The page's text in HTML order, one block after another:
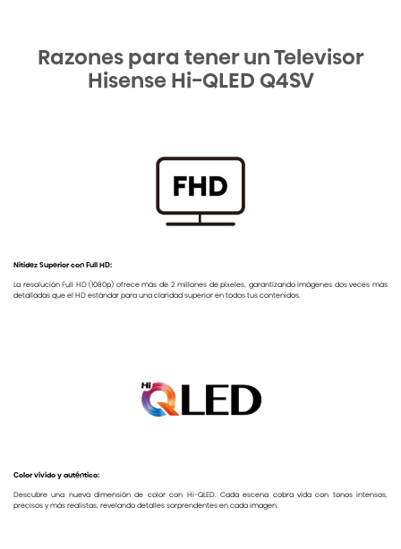
Razones para tener un Televisor
Hisense Hi-QLED Q4SV
Nitidez Superior con Full HD:
La resolución Full HD (1080p) ofrece más de 2 millones de píxeles, garantizando imágenes dos veces más
detalladas que el HD estándar para una claridad superior en todos tus contenidos.
Color vívido y auténtico:
Descubre una nueva dimensión de color con Hi-QLED. Cada escena cobra vida con tonos intensos,
precisos y más realistas, revelando detalles sorprendentes en cada imagen.